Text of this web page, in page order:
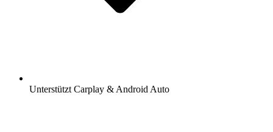
Unterstützt Carplay & Android Auto